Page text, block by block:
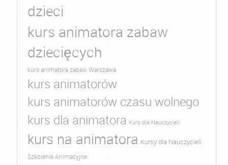
dzieci
kurs animatora zabaw
dziecięcych
kurs animatora zabaw Warszawa
kurs animatorów
kurs animatorów czasu wolnego
kurs dla animatora Kurs dla Nauczycieli
kurs na animatora Kursy dla Nauczycieli
Szkolenie Animacyjne